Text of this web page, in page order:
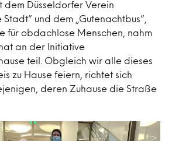
dem Düsseldorfer Verein
und dem „Gutenachtbus“,
für obdachlose Menschen, nahm
an der Initiative
teil. Obgleich wir alle dieses
zu Hause feiern, richtet sich
deren Zuhause die Straße